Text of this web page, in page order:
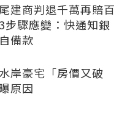
建商判退千萬再賠百
步驟應變：快通知銀
備款
岸豪宅「房價又破
原因